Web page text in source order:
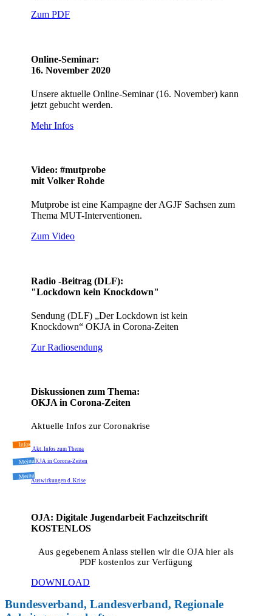
Zum PDF
Online-Seminar:
16. November 2020
Unsere aktuelle Online-Seminar (16. November) kann
jetzt gebucht werden.
Mehr Infos
Video: #mutprobe
mit Volker Rohde
Mutprobe ist eine Kampagne der AGJF Sachsen zum
Thema MUT-Interventionen.
Zum Video
Radio -Beitrag (DLF):
"Lockdown kein Knockdown"
Sendung (DLF) „Der Lockdown ist kein
Knockdown“ OKJA in Corona-Zeiten
Zur Radiosendung
Diskussionen zum Thema:
OKJA in Corona-Zeiten
Aktuelle Infos zur Coronakrise
Infos
Akt. Infos zum Thema
MeinungOKJA in Corona-Zeiten
Meinung
Auswirkungen d. Krise
OJA: Digitale Jugendarbeit Fachzeitschrift
KOSTENLOS
Aus gegebenem Anlass stellen wir die OJA hier als
PDF kostenlos zur Verfügung
DOWNLOAD
Bundesverband, Landesverband, Regionale